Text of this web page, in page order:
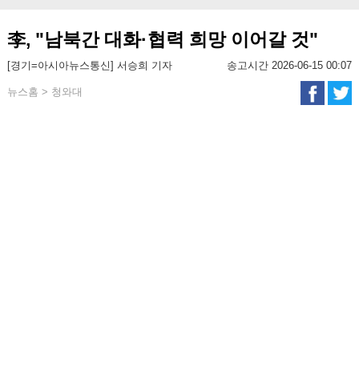
李, "남북간 대화·협력 희망 이어갈 것"
[경기=아시아뉴스통신] 서승희 기자 송고시간 2026-06-15 00:07
뉴스홈 > 청와대